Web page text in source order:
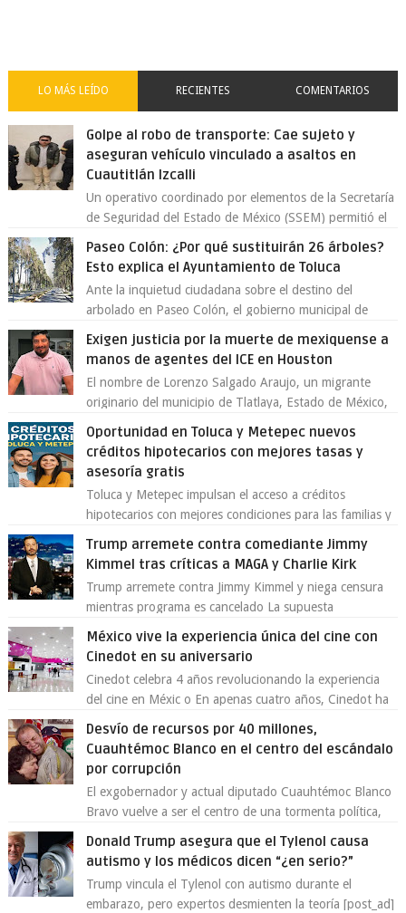
LO MÁS LEÍDO RECIENTES COMENTARIOS
Golpe al robo de transporte: Cae sujeto y
aseguran vehículo vinculado a asaltos en
Cuautitlán Izcalli
Un operativo coordinado por elementos de la Secretaría
de Seguridad del Estado de México (SSEM) permitió el
Paseo Colón: ¿Por qué sustituirán 26 árboles?
Esto explica el Ayuntamiento de Toluca
Ante la inquietud ciudadana sobre el destino del
arbolado en Paseo Colón, el gobierno municipal de
Exigen justicia por la muerte de mexiquense a
manos de agentes del ICE en Houston
El nombre de Lorenzo Salgado Araujo, un migrante
originario del municipio de Tlatlaya, Estado de México,
Oportunidad en Toluca y Metepec nuevos
créditos hipotecarios con mejores tasas y
asesoría gratis
Toluca y Metepec impulsan el acceso a créditos
hipotecarios con mejores condiciones para las familias y
Trump arremete contra comediante Jimmy
Kimmel tras críticas a MAGA y Charlie Kirk
Trump arremete contra Jimmy Kimmel y niega censura
mientras programa es cancelado La supuesta
México vive la experiencia única del cine con
Cinedot en su aniversario
Cinedot celebra 4 años revolucionando la experiencia
del cine en Méxic o En apenas cuatro años, Cinedot ha
demostrado que es posible reinve...
Desvío de recursos por 40 millones,
Cuauhtémoc Blanco en el centro del escándalo
por corrupción
El exgobernador y actual diputado Cuauhtémoc Blanco
Bravo vuelve a ser el centro de una tormenta política,
Donald Trump asegura que el Tylenol causa
autismo y los médicos dicen “¿en serio?”
Trump vincula el Tylenol con autismo durante el
embarazo, pero expertos desmienten la teoría [post_ad]